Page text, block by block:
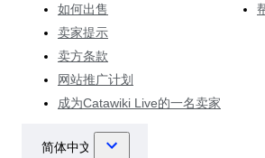
如何出售
卖家提示
卖方条款
网站推广计划
成为Catawiki Live的一名卖家